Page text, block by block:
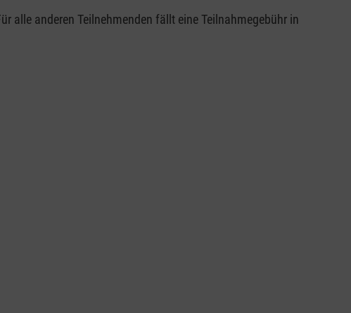
alle anderen Teilnehmenden fällt eine Teilnahmegebühr in